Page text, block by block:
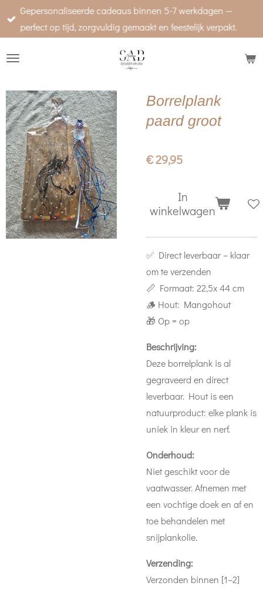
direct
de
Gepersonaliseerde cadeaus binnen 5-7 werkdagen —
perfect op tijd, zorgvuldig gemaakt en feestelijk verpakt.
Borrelplank
paard groot
€ 29,95
In
winkelwagen
✅ Direct leverbaar – klaar
om te verzenden
📏 Formaat: 22,5x 44 cm
🪵 Hout: Mangohout
🎁 Op = op
Beschrijving:
Deze borrelplank is al
gegraveerd en direct
leverbaar. Hout is een
natuurproduct: elke plank is
uniek in kleur en nerf.
Onderhoud:
Niet geschikt voor de
vaatwasser. Afnemen met
een vochtige doek en af en
toe behandelen met
snijplankolie.
Verzending:
Verzonden binnen [1–2]